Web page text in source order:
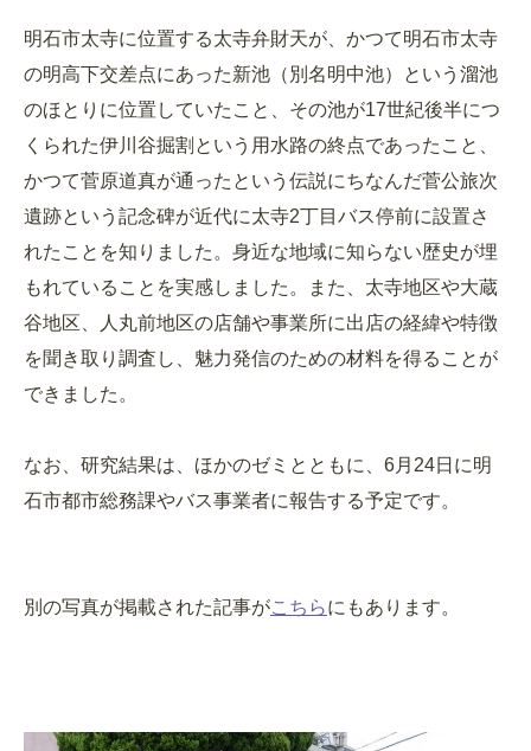
明石市太寺に位置する太寺弁財天が、かつて明石市太寺
の明高下交差点にあった新池（別名明中池）という溜池
のほとりに位置していたこと、その池が17世紀後半につ
くられた伊川谷掘割という用水路の終点であったこと、
かつて菅原道真が通ったという伝説にちなんだ菅公旅次
遺跡という記念碑が近代に太寺2丁目バス停前に設置さ
れたことを知りました。身近な地域に知らない歴史が埋
もれていることを実感しました。また、太寺地区や大蔵
谷地区、人丸前地区の店舗や事業所に出店の経緯や特徴
を聞き取り調査し、魅力発信のための材料を得ることが
できました。
なお、研究結果は、ほかのゼミとともに、6月24日に明
石市都市総務課やバス事業者に報告する予定です。
別の写真が掲載された記事がこちらにもあります。